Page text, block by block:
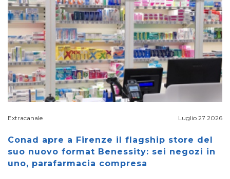
Extracanale Luglio 27 2026
Conad apre a Firenze il flagship store del
suo nuovo format Benessity: sei negozi in
uno, parafarmacia compresa